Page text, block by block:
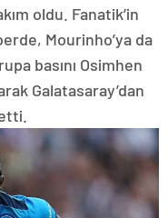
oldu. Fanatik’in
Mourinho’ya da
basını Osimhen
Galatasaray’dan